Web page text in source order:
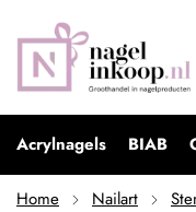
Acrylnagels BIAB
Home Nailart
Moyra
€ 4,99